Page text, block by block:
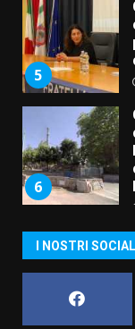
5
6
I NOSTRI SOCIAL